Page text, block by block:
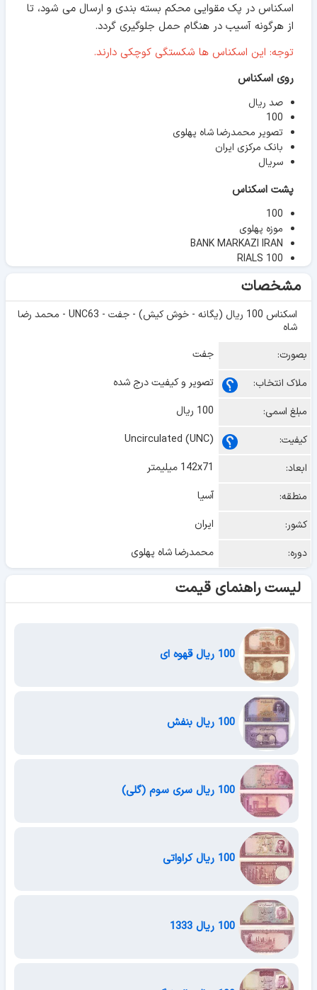
اسکناس در پک مقوایی محکم بسته بندی و ارسال می شود، تا
از هرگونه آسیب در هنگام حمل جلوگیری گردد.
توجه: این اسکناس ها شکستگی کوچکی دارند.
روی اسکناس
صد ریال
100
تصویر محمدرضا شاه پهلوی
بانک مرکزی ایران
سریال
پشت اسکناس
100
موزه پهلوی
BANK MARKAZI IRAN
RIALS 100
مشخصات
اسکناس 100 ریال (یگانه - خوش کیش) - جفت - UNC63 - محمد رضا
شاه
بصورت:
جفت
ملاک انتخاب:
تصویر و کیفیت درج شده
مبلغ اسمی:
100 ریال
کیفیت:
Uncirculated (UNC)
ابعاد:
142x71 میلیمتر
منطقه:
آسیا
کشور:
ایران
دوره:
محمدرضا شاه پهلوی
لیست راهنمای قیمت